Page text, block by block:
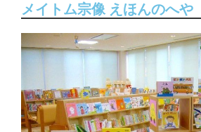
メイトム宗像 えほんのへや